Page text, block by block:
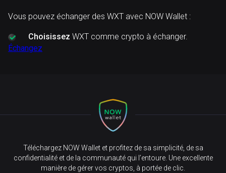
Vous pouvez échanger des WXT avec NOW Wallet :
Choisissez WXT comme crypto à échanger.
Échangez
Téléchargez NOW Wallet et profitez de sa simplicité, de sa
confidentialité et de la communauté qui l’entoure. Une excellente
manière de gérer vos cryptos, à portée de clic.